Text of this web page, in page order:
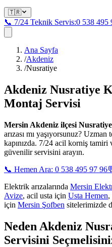
🇹🇷
📞 7/24 Teknik Servis:0 538 495
Ana Sayfa
/Akdeniz
/Nusratiye
Akdeniz Nusratiye
Montaj Servisi
Mersin Akdeniz ilçesi
arızası mı yaşıyorsunuz?
kapınızda. 7/24 acil korniş
güvenilir servisini arayın.
📞 Hemen Ara: 0 538 495 97 96
Elektrik arızalarında Mersin
Avize, acil usta için Usta Hemen,
için Mersin Şofben sitelerimizde
Neden Akdeniz
Servisini